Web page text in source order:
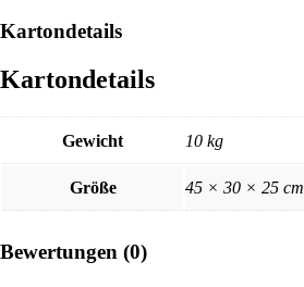
Kartondetails
Kartondetails
Gewicht 10 kg
Größe 45 × 30 × 25 cm
Bewertungen (0)